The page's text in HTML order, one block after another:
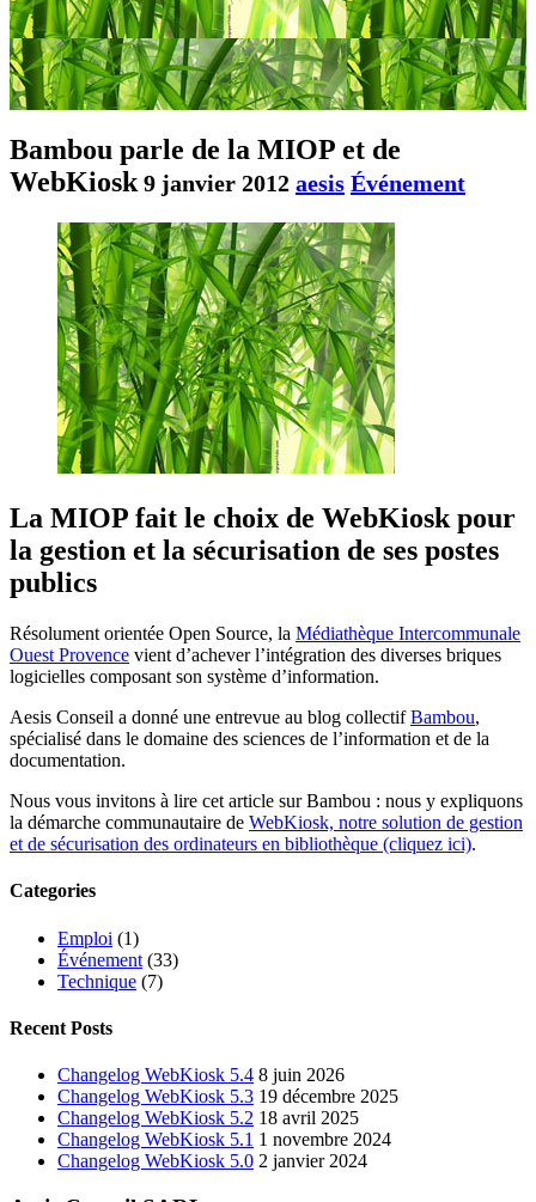
Bambou parle de la MIOP et de
WebKiosk 9 janvier 2012 aesis Événement
La MIOP fait le choix de WebKiosk pour
la gestion et la sécurisation de ses postes
publics
Résolument orientée Open Source, la Médiathèque Intercommunale
Ouest Provence vient d’achever l’intégration des diverses briques
logicielles composant son système d’information.
Aesis Conseil a donné une entrevue au blog collectifBambou,
spécialisé dans le domaine des sciences de l’information et de la
documentation.
Nous vous invitons à lire cet article sur Bambou : nous y expliquons
la démarche communautaire de WebKiosk, notre solution de gestion
et de sécurisation des ordinateurs en bibliothèque (cliquez ici).
Categories
Emploi (1)
Événement (33)
Technique (7)
Recent Posts
Changelog WebKiosk 5.4 8 juin 2026
Changelog WebKiosk 5.3 19 décembre 2025
Changelog WebKiosk 5.2 18 avril 2025
Changelog WebKiosk 5.1 1 novembre 2024
Changelog WebKiosk 5.0 2 janvier 2024